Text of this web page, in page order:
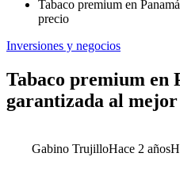
Tabaco premium en
precio
Inversiones y negocios
Tabaco premium en
garantizada al
Gabino TrujilloHace 2 años